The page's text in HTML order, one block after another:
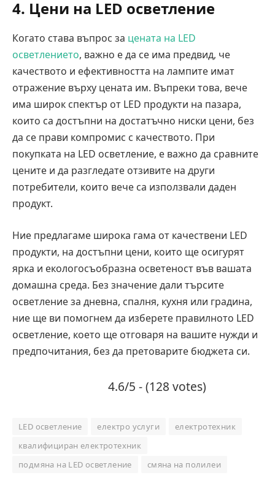
4. Цени на LED осветление
Когато става въпрос за цената на LED
осветлението, важно е да се има предвид, че
качеството и ефективността на лампите имат
отражение върху цената им. Въпреки това, вече
има широк спектър от LED продукти на пазара,
които са достъпни на достатъчно ниски цени, без
да се прави компромис с качеството. При
покупката на LED осветление, е важно да сравните
цените и да разгледате отзивите на други
потребители, които вече са използвали даден
продукт.
Ние предлагаме широка гама от качествени LED
продукти, на достъпни цени, които ще осигурят
ярка и екологосъобразна осветеност във вашата
домашна среда. Без значение дали търсите
осветление за дневна, спалня, кухня или градина,
ние ще ви помогнем да изберете правилното LED
осветление, което ще отговаря на вашите нужди и
предпочитания, без да претоварите бюджета си.
4.6/5 - (128 votes)
LED осветление електро услуги
електротехник
квалифициран електротехник
подмяна на LED осветление
смяна на полилеи